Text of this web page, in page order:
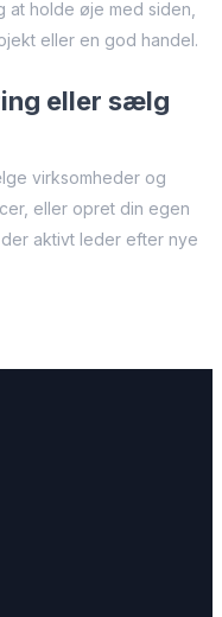
at holde øje med siden,
eller en god handel.
eller sælg
virksomheder og
eller opret din egen
aktivt leder efter nye